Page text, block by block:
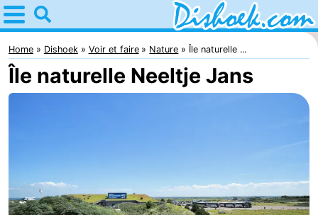
Home
Dishoek
Astuces
nuit
-
Home Dishoek Voir et faire Nature Île naturelle ...
Île naturelle Neeltje Jans